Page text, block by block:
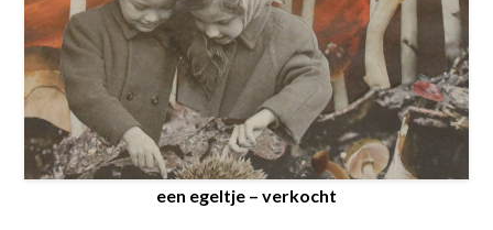
een egeltje – verkocht